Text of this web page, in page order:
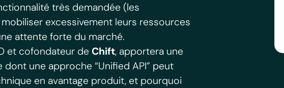
très demandée (les
excessivement leurs ressources
attente forte du marché.
et cofondateur de Chift, apportera une
une approche “Unified API” peut
en avantage produit, et pourquoi